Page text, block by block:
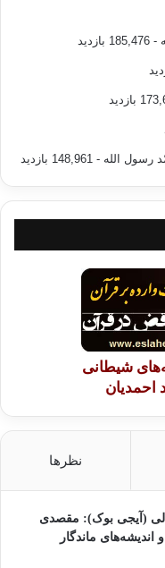
- 185,476 بازدید
رسول الله - 148,961 بازدید
شیطانی
احمدیان
نظرها
(آیجی بوک): مقصدی
اندیشه‌های ماندگار